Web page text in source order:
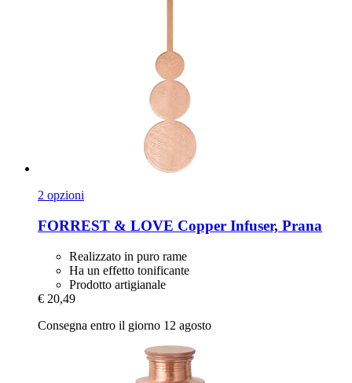
2 opzioni
FORREST & LOVE Copper Infuser, Prana
Realizzato in puro rame
Ha un effetto tonificante
Prodotto artigianale
€ 20,49
Consegna entro il giorno 12 agosto